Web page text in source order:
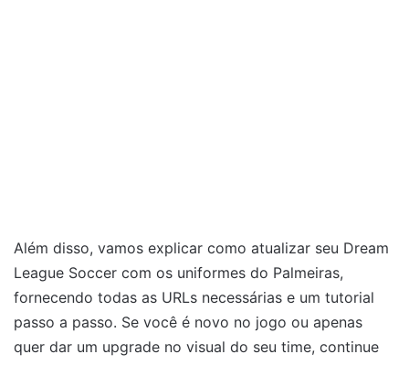
Além disso, vamos explicar como atualizar seu Dream
League Soccer com os uniformes do Palmeiras,
fornecendo todas as URLs necessárias e um tutorial
passo a passo. Se você é novo no jogo ou apenas
quer dar um upgrade no visual do seu time, continue